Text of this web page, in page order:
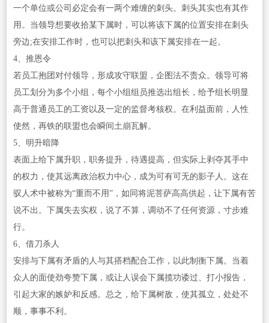
一个单位或公司必定会有一两个难缠的刺头。刺头其实也有其作
用。当领导想要收拾某下属时，可以将该下属的位置安排在刺头
旁边;在安排工作时，也可以把刺头和该下属安排在一起。
4、推恩令
若员工抱团对付领导，形成攻守联盟，企图法不责众。领导可将
员工划分为多个小组，每个小组组员推选出组长，给予组长明显
高于普通员工的工资以及一定的监督考核权。在利益面前，人性
使然，再铁的联盟也会瞬间土崩瓦解。
5、明升暗降
表面上给下属升职，职务提升，待遇提高，但实际上剥夺其手中
的权力，使其远离政治权力中心，成为可有可无的影子人。这在
驭人术中被称为“重而不用”，如同将泥菩萨高高供起，让下属有苦
说不出。下属失去实权，说了不算，调动不了任何资源，寸步难
行。
6、借刀杀人
安排与下属有矛盾的人与其搭档配合工作，以此制衡下属。当着
众人的面使劲夸赞下属，或让人误会下属揽功诿过、打小报告，
引起大家的嫉妒和反感。总之，给下属树敌，使其孤立，处处不
顺，事事不利。